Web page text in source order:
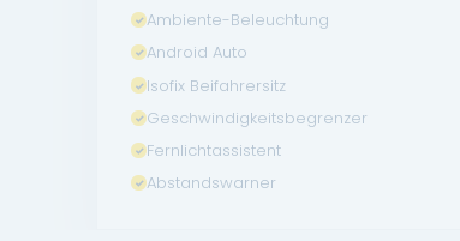
Ambiente-Beleuchtung
Android Auto
Isofix Beifahrersitz
Geschwindigkeitsbegrenzer
Fernlichtassistent
Abstandswarner